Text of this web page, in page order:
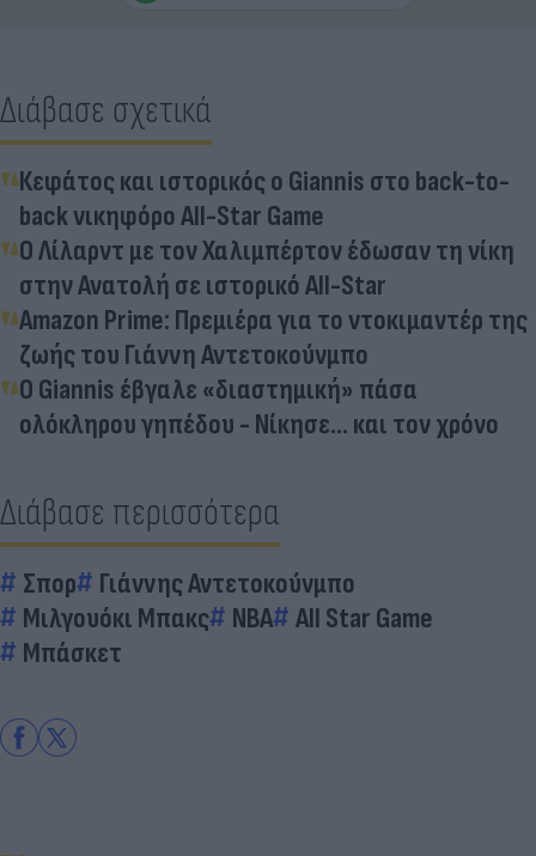
Διάβασε σχετικά
Κεφάτος και ιστορικός ο Giannis στο back-to-
back νικηφόρο All-Star Game
Ο Λίλαρντ με τον Χαλιμπέρτον έδωσαν τη νίκη
στην Ανατολή σε ιστορικό All-Star
Amazon Prime: Πρεμιέρα για το ντοκιμαντέρ της
ζωής του Γιάννη Αντετοκούνμπο
Ο Giannis έβγαλε «διαστημική» πάσα
ολόκληρου γηπέδου - Νίκησε... και τον χρόνο
Διάβασε περισσότερα
Σπορ
Γιάννης Αντετοκούνμπο
Μιλγουόκι Μπακς
ΝΒΑ
All Star Game
Μπάσκετ